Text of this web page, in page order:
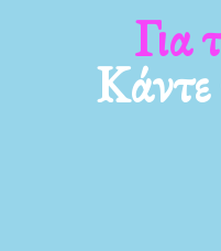
Κάντε